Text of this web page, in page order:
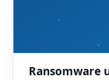
Ransomware